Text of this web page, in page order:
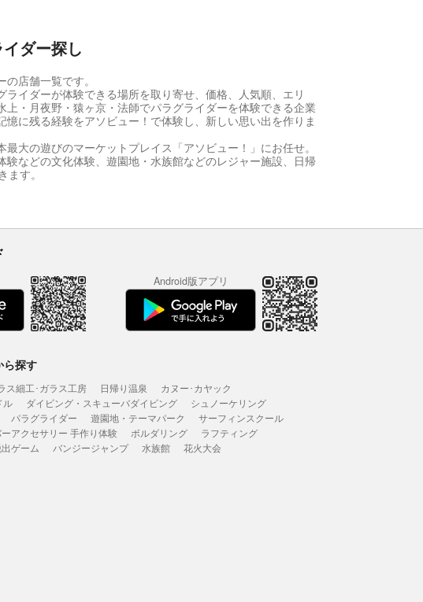
ダー探し
店舗一覧です。
イダーが体験できる場所を取り寄せ、価格、人気順、エリ
・月夜野・猿ヶ京・法師でパラグライダーを体験できる企業
に残る経験をアソビュー！で体験し、新しい思い出を作りま
大の遊びのマーケットプレイス「アソビュー！」にお任せ。
などの文化体験、遊園地・水族館などのレジャー施設、日帰
す。
Android版アプリ
ら探す
ス細工･ガラス工房 日帰り温泉
カヌー･カヤック
ル
ダイビング・スキューバダイビング
シュノーケリング
パラグライダー 遊園地・テーマパーク
サーフィンスクール
アクセサリー 手作り体験 ボルダリング
ラフティング
ゲーム バンジージャンプ 水族館 花火大会